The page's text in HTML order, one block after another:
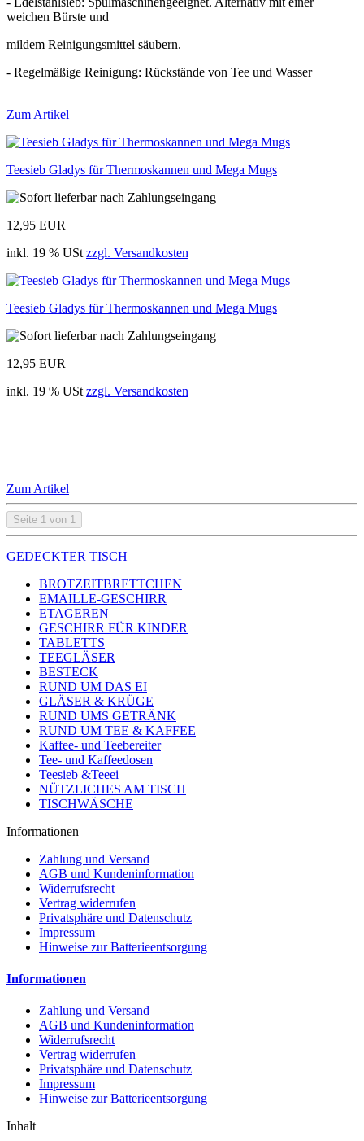
weichen Bürste und
mildem Reinigungsmittel säubern.
- Regelmäßige Reinigung: Rückstände von Tee und Wasser
Zum Artikel
Teesieb Gladys für Thermoskannen und Mega Mugs
12,95 EUR
inkl. 19 % USt zzgl. Versandkosten
Teesieb Gladys für Thermoskannen und Mega Mugs
12,95 EUR
inkl. 19 % USt zzgl. Versandkosten
Zum Artikel
Seite 1 von 1
GEDECKTER TISCH
BROTZEITBRETTCHEN
EMAILLE-GESCHIRR
ETAGEREN
GESCHIRR FÜR KINDER
TABLETTS
TEEGLÄSER
BESTECK
RUND UM DAS EI
GLÄSER & KRÜGE
RUND UMS GETRÄNK
RUND UM TEE & KAFFEE
Kaffee- und Teebereiter
Tee- und Kaffeedosen
Teesieb &Teeei
NÜTZLICHES AM TISCH
TISCHWÄSCHE
Informationen
Zahlung und Versand
AGB und Kundeninformation
Widerrufsrecht
Vertrag widerrufen
Privatsphäre und Datenschutz
Impressum
Hinweise zur Batterieentsorgung
Informationen
Zahlung und Versand
AGB und Kundeninformation
Widerrufsrecht
Vertrag widerrufen
Privatsphäre und Datenschutz
Impressum
Hinweise zur Batterieentsorgung
Inhalt